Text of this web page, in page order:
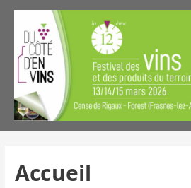
Accueil